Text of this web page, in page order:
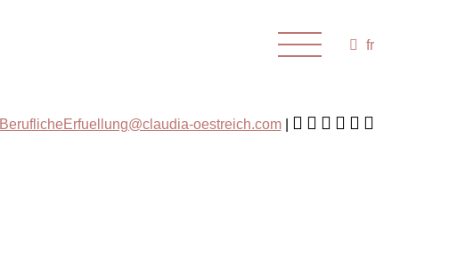
fr
BeruflicheErfuellung@claudia-oestreich.com